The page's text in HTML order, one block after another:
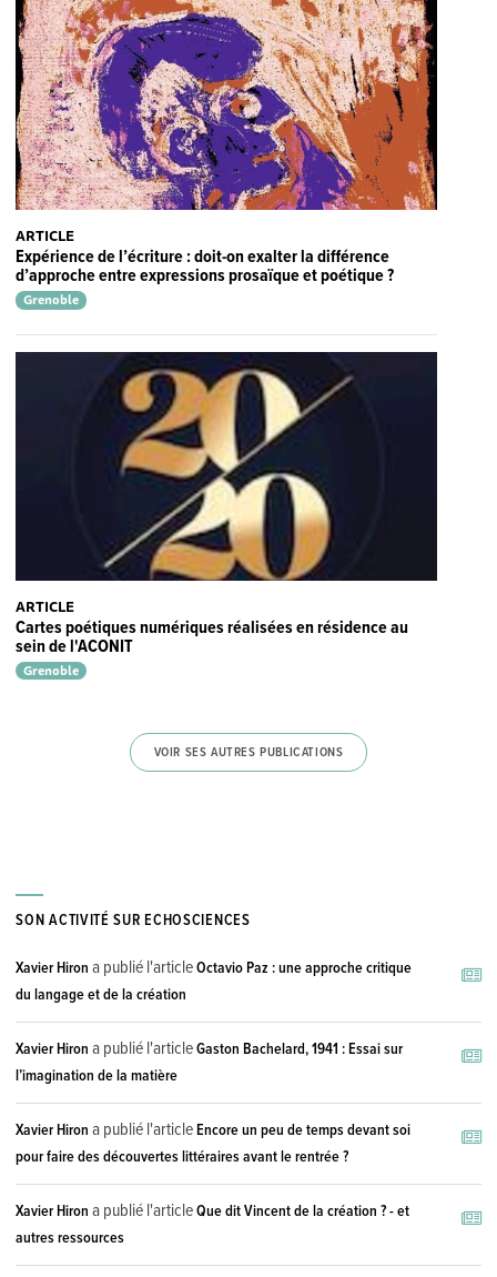
ARTICLE
Expérience de l’écriture : doit-on exalter la différence
d’approche entre expressions prosaïque et poétique ?
Grenoble
ARTICLE
Cartes poétiques numériques réalisées en résidence au
sein de l'ACONIT
Grenoble
VOIR SES AUTRES PUBLICATIONS
SON ACTIVITÉ SUR ECHOSCIENCES
Xavier Hiron a publié l'articleOctavio Paz : une approche critique
du langage et de la création
Xavier Hiron a publié l'articleGaston Bachelard, 1941 : Essai sur
l’imagination de la matière
Xavier Hiron a publié l'articleEncore un peu de temps devant soi
pour faire des découvertes littéraires avant le rentrée ?
Xavier Hiron a publié l'articleQue dit Vincent de la création ? - et
autres ressources